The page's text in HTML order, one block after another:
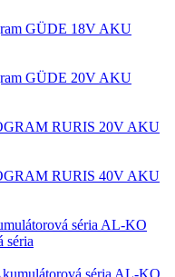
GÜDE 18V AKU
GÜDE 20V AKU
RURIS 20V AKU
RURIS 40V AKU
AL-KO
séria
AL-KO